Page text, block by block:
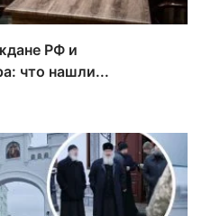
РФ и
что нашли...